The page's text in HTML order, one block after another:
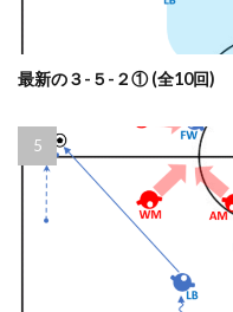
最新の３-５-２① (全10回)